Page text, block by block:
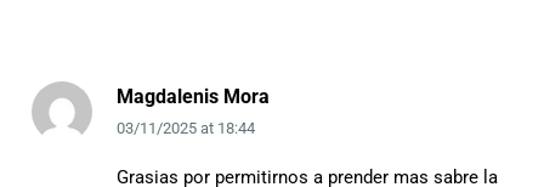
Magdalenis Mora
03/11/2025at 18:44
Grasias por permitirnos a prender mas sabre la